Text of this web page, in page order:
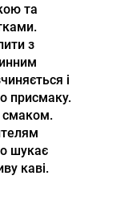
та
з
і
присмаку.
смаком.
шукає
каві.